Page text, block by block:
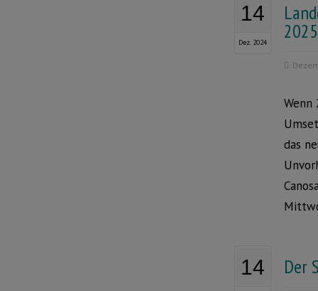
14
Dez. 2024
Wenn
das
14 Der